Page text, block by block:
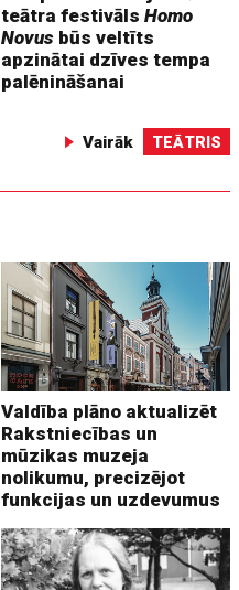
teātra festivālsHomo
Novus būs veltīts
apzinātai dzīves tempa
palēnināšanai
Vairāk TEĀTRIS
Valdība plāno aktualizēt
Rakstniecības un
mūzikas muzeja
nolikumu, precizējot
funkcijas un uzdevumus